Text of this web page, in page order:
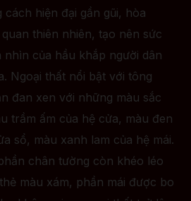
hiện đại gần gũi, hòa
thiên nhiên, tạo nên sức
nhìn của hầu khắp người dân
Ngoại thất nổi bật với tông
đan xen với những màu sắc
trầm ấm của hệ cửa, màu đen
sổ, màu xanh lam của hệ mái.
chân tường còn khéo léo
màu xám, phần mái được bo